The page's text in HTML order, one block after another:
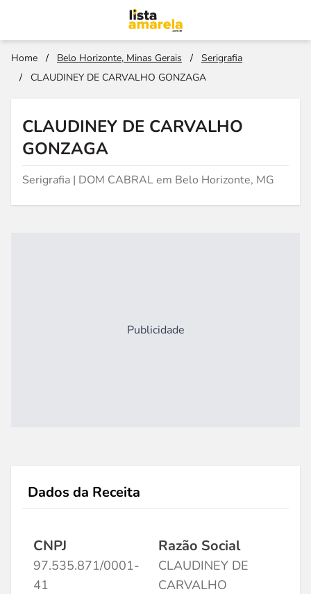
Home / Belo Horizonte, Minas Gerais /
Serigrafia
/
CLAUDINEY DE CARVALHO GONZAGA
CLAUDINEY DE CARVALHO
GONZAGA
Serigrafia | DOM CABRAL em Belo Horizonte, MG
Publicidade
Dados da Receita
CNPJ
97.535.871/0001-
41
Razão Social
CLAUDINEY DE
CARVALHO